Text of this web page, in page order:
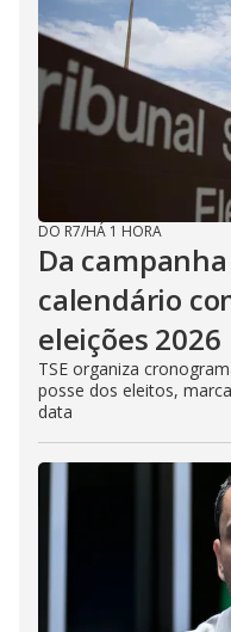
DO R7/HÁ 1 HORA
Da
calendário
eleições 2026
TSE organiza
posse dos eleitos,
data